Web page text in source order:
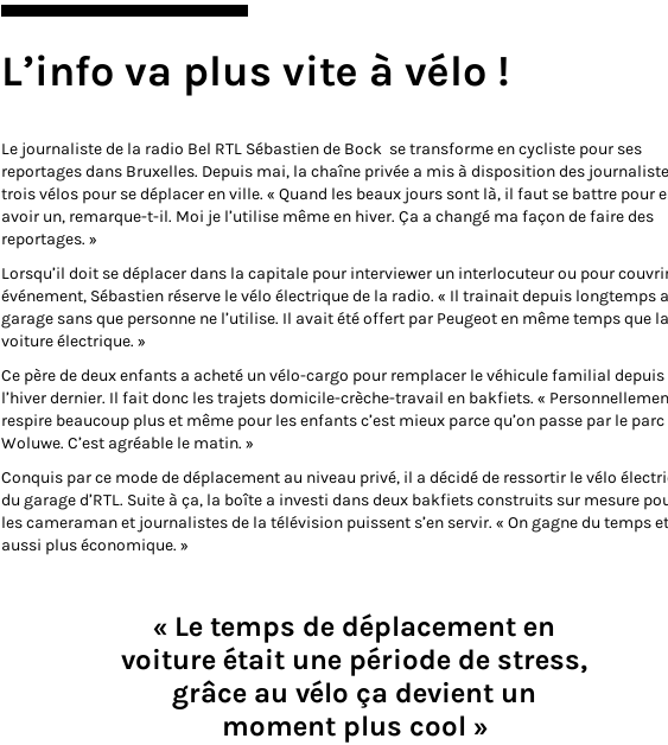
L’info va plus vite à vélo !
Le journaliste de la radio Bel RTL Sébastien de Bock se transforme en cycliste pour ses
reportages dans Bruxelles. Depuis mai, la chaîne privée a mis à disposition des
trois vélos pour se déplacer en ville. « Quand les beaux jours sont là, il faut se battre pour
avoir un, remarque-t-il. Moi je l’utilise même en hiver. Ça a changé ma façon de faire des
reportages. »
Lorsqu’il doit se déplacer dans la capitale pour interviewer un interlocuteur ou pour
événement, Sébastien réserve le vélo électrique de la radio. « Il trainait depuis longtemps
garage sans que personne ne l’utilise. Il avait été offert par Peugeot en même temps que la
voiture électrique. »
Ce père de deux enfants a acheté un vélo-cargo pour remplacer le véhicule familial depuis
l’hiver dernier. Il fait donc les trajets domicile-crèche-travail en bakfiets. «
respire beaucoup plus et même pour les enfants c’est mieux parce qu’on passe par le parc
Woluwe. C’est agréable le matin. »
Conquis par ce mode de déplacement au niveau privé, il a décidé de ressortir le vélo
du garage d’RTL. Suite à ça, la boîte a investi dans deux bakfiets construits sur mesure
les cameraman et journalistes de la télévision puissent s’en servir. « On gagne du temps et
aussi plus économique. »
« Le temps de déplacement en
voiture était une période de stress,
grâce au vélo ça devient un
moment plus cool »